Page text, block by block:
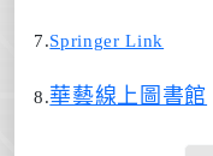
7.Springer Link
8.華藝線上圖書館